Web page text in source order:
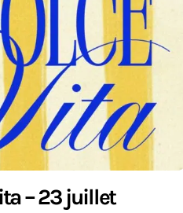
– 23 juillet